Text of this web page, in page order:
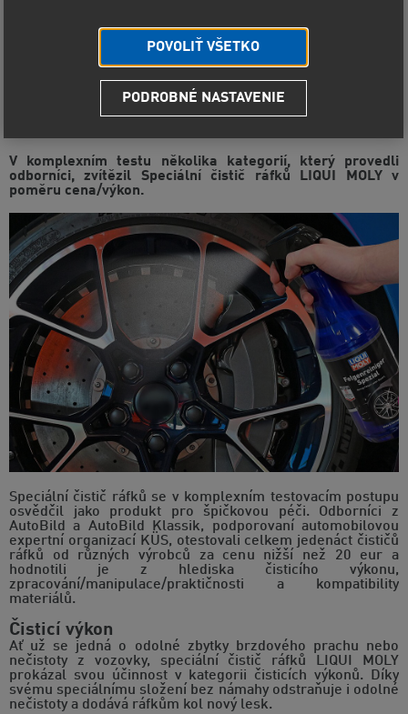
Speciální čistič ráfků zvítězil v testu
V komplexním testu několika kategorií, který provedli
odborníci, zvítězil Speciální čistič ráfků LIQUI MOLY v
poměru cena/výkon.
Speciální čistič ráfků se v komplexním testovacím postupu
osvědčil jako produkt pro špičkovou péči. Odborníci z
AutoBild a AutoBild Klassik, podporovaní automobilovou
expertní organizací KÜS, otestovali celkem jedenáct čističů
ráfků od různých výrobců za cenu nižší než 20 eur a
hodnotili je z hlediska čisticího výkonu,
zpracování/manipulace/praktičnosti a kompatibility
materiálů.
Čisticí výkon
Ať už se jedná o odolné zbytky brzdového prachu nebo
nečistoty z vozovky, speciální čistič ráfků LIQUI MOLY
prokázal svou účinnost v kategorii čisticích výkonů. Díky
svému speciálnímu složení bez námahy odstraňuje i odolné
nečistoty a dodává ráfkům kol nový lesk.
POVOLIŤ VŠETKO
PODROBNÉ NASTAVENIE